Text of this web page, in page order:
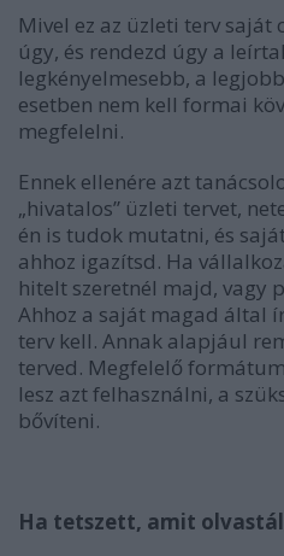
Mivel ez az üzleti terv saját
úgy, és rendezd úgy a
legkényelmesebb, a
esetben nem kell formai
megfelelni.
Ennek ellenére azt
„hivatalos” üzleti tervet,
én is tudok mutatni, és
ahhoz igazítsd. Ha
hitelt szeretnél majd, vagy
Ahhoz a saját magad által
terv kell. Annak alapjául
terved. Megfelelő
lesz azt felhasználni, a
bővíteni.
Ha tetszett, amit